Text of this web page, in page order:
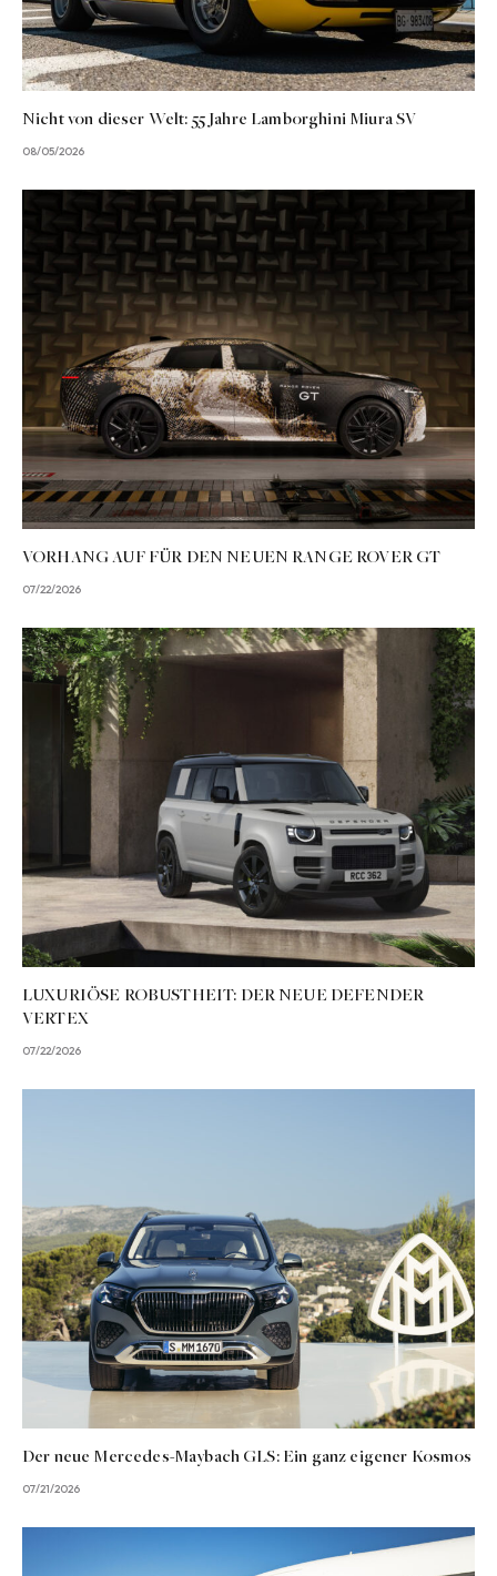
Nicht von dieser Welt: 55 Jahre Lamborghini Miura SV
08/05/2026
VORHANG AUF FÜR DEN NEUEN RANGE ROVER GT
07/22/2026
LUXURIÖSE ROBUSTHEIT: DER NEUE DEFENDER
VERTEX
07/22/2026
Der neue Mercedes-Maybach GLS: Ein ganz eigener Kosmos
07/21/2026